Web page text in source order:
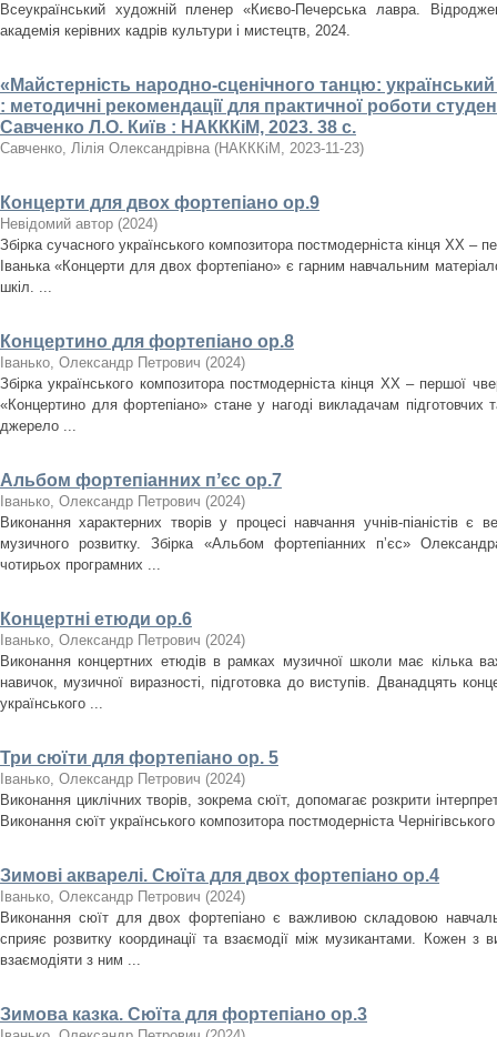
Всеукраїнський художній пленер «Києво-Печерська лавра.
академія керівних кадрів культури і мистецтв, 2024.
«Майстерність народно-сценічного танцю:
: методичні рекомендації для практичної роботи
Савченко Л.О. Київ : НАКККіМ, 2023. 38 с.
Савченко, Лілія Олександрівна (НАКККіМ , 2023-11-23)
Концерти для двох фортепіано ор.9
Невідомий автор (2024)
Збірка сучасного українського композитора постмодерніста кінця ХХ –
Іванька «Концерти для двох фортепіано» є гарним навчальним
шкіл. ...
Концертино для фортепіано ор.8
Іванько, Олександр Петрович (2024)
Збірка українського композитора постмодерніста кінця ХХ – першої
«Концертино для фортепіано» стане у нагоді викладачам підготовчих
джерело ...
Альбом фортепіанних пʼєс ор.7
Іванько, Олександр Петрович (2024)
Виконання характерних творів у процесі навчання учнів-піаністів
музичного розвитку. Збірка «Альбом фортепіанних пʼєс»
чотирьох програмних ...
Концертні етюди ор.6
Іванько, Олександр Петрович (2024)
Виконання концертних етюдів в рамках музичної школи має кілька
навичок, музичної виразності, підготовка до виступів. Дванадцять
українського ...
Три сюїти для фортепіано ор. 5
Іванько, Олександр Петрович (2024)
Виконання циклічних творів, зокрема сюїт, допомагає розкрити
Виконання сюїт українського композитора постмодерніста
Зимові акварелі. Сюїта для двох фортепіано ор.4
Іванько, Олександр Петрович (2024)
Виконання сюїт для двох фортепіано є важливою складовою
сприяє розвитку координації та взаємодії між музикантами. Кожен з
взаємодіяти з ним ...
Зимова казка. Сюїта для фортепіано ор.3